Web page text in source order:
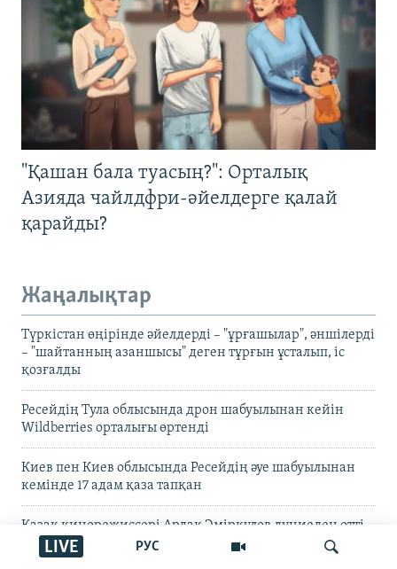
РУС
LIVE
"Қашан бала туасың?": Орталық
Азияда чайлдфри-әйелдерге қалай
қарайды?
Жаңалықтар
Түркістан өңірінде әйелдерді – "ұрғашылар", әншілерді
– "шайтанның азаншысы" деген тұрғын ұсталып, іс
қозғалды
Ресейдің Тула облысында дрон шабуылынан кейін
Wildberries орталығы өртенді
Киев пен Киев облысында Ресейдің әуе шабуылынан
кемінде 17 адам қаза тапқан
Қазақ кинорежиссері Ардақ Әмірқұлов дүниеден өтті